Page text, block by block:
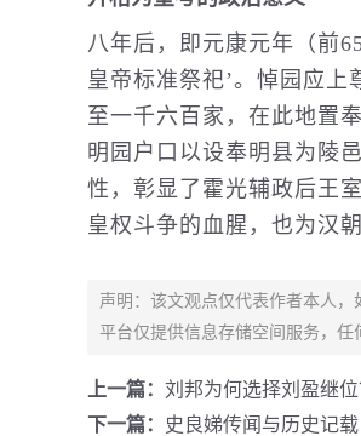
八年后，即元康元年（前
皇帝标准祭祀’。悼园应
至一千六百家，在此地置
明园户口以设奉明县为陵
性，彰显了霍光辅政后王
皇权斗争的血腥，也为汉
声明：该文观点仅代表作者本人
平台仅提供信息存储空间服务，任
上一篇： 刘邦为何选择刘盈继
下一篇：
史良娣传闻与历史记